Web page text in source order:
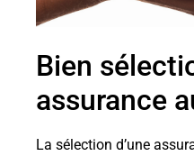
Bien
assurance
La sélection d’une